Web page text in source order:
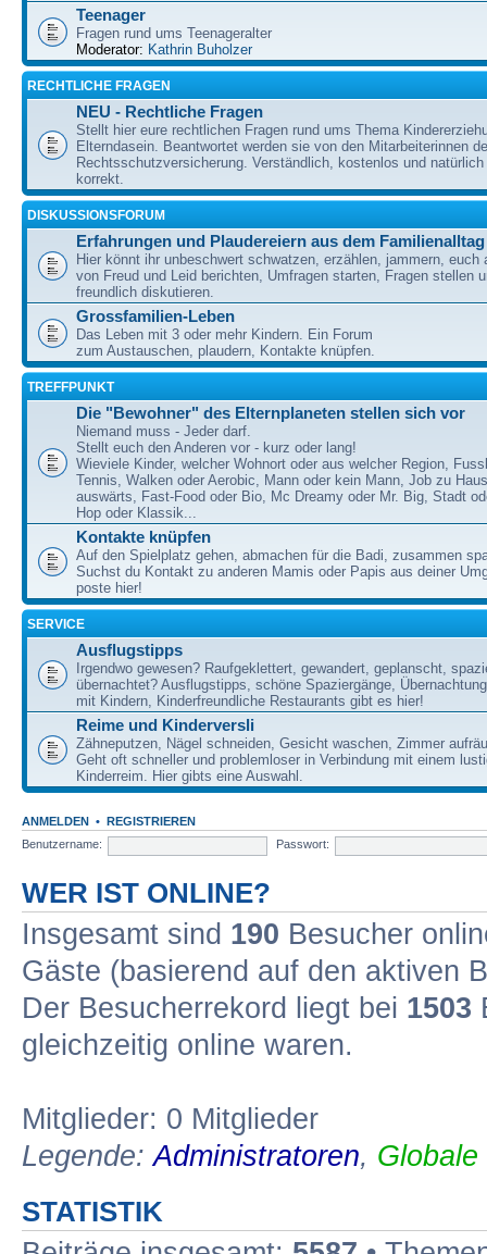
Teenager
Fragen rund ums Teenageralter
Moderator: Kathrin Buholzer
RECHTLICHE FRAGEN
NEU - Rechtliche Fragen
Stellt hier eure rechtlichen Fragen rund ums Thema
Elterndasein. Beantwortet werden sie von den Mitarbeiterinnen
Rechtsschutzversicherung. Verständlich, kostenlos und
korrekt.
DISKUSSIONSFORUM
Erfahrungen und Plaudereiern aus dem Familienalltag
Hier könnt ihr unbeschwert schwatzen, erzählen, jammern, euch
von Freud und Leid berichten, Umfragen starten, Fragen stellen
freundlich diskutieren.
Grossfamilien-Leben
Das Leben mit 3 oder mehr Kindern. Ein Forum
zum Austauschen, plaudern, Kontakte knüpfen.
TREFFPUNKT
Die "Bewohner" des Elternplaneten stellen sich vor
Niemand muss - Jeder darf.
Stellt euch den Anderen vor - kurz oder lang!
Wieviele Kinder, welcher Wohnort oder aus welcher Region,
Tennis, Walken oder Aerobic, Mann oder kein Mann, Job zu
auswärts, Fast-Food oder Bio, Mc Dreamy oder Mr. Big, Stadt
Hop oder Klassik...
Kontakte knüpfen
Auf den Spielplatz gehen, abmachen für die Badi, zusammen
Suchst du Kontakt zu anderen Mamis oder Papis aus deiner
poste hier!
SERVICE
Ausflugstipps
Irgendwo gewesen? Raufgeklettert, gewandert, geplanscht,
übernachtet? Ausflugstipps, schöne Spaziergänge,
mit Kindern, Kinderfreundliche Restaurants gibt es hier!
Reime und Kinderversli
Zähneputzen, Nägel schneiden, Gesicht waschen, Zimmer
Geht oft schneller und problemloser in Verbindung mit einem
Kinderreim. Hier gibts eine Auswahl.
ANMELDEN • REGISTRIEREN
Benutzername:
Passwort:
WER IST ONLINE?
Insgesamt sind 190 Besucher
Gäste (basierend auf den aktiven
Der Besucherrekord liegt bei 1503
gleichzeitig online waren.
Mitglieder: 0 Mitglieder
Legende:Administratoren,
STATISTIK